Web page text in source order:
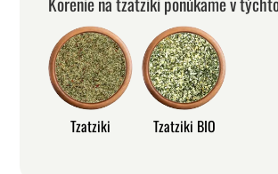
Tzatziki Tzatziki BIO